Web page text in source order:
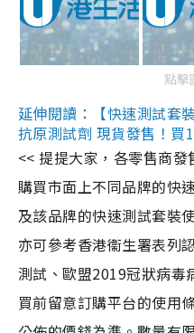
點擊
延伸閱讀：【快速測試套
抗原測試劑 現貨發售！買
<< 提提大家，各零售商發
購買市面上不同品牌的快
及該品牌的快速測試套裝
亦可參考香港衞生署表列
測試、歐盟2019冠狀病毒
買前留意訂購平台的使用